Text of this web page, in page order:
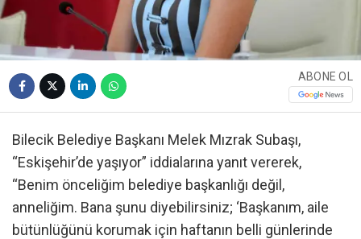
ABONE OL
Bilecik Belediye Başkanı Melek Mızrak Subaşı,
“Eskişehir’de yaşıyor” iddialarına yanıt vererek,
“Benim önceliğim belediye başkanlığı değil,
anneliğim. Bana şunu diyebilirsiniz; ‘Başkanım, aile
bütünlüğünü korumak için haftanın belli günlerinde